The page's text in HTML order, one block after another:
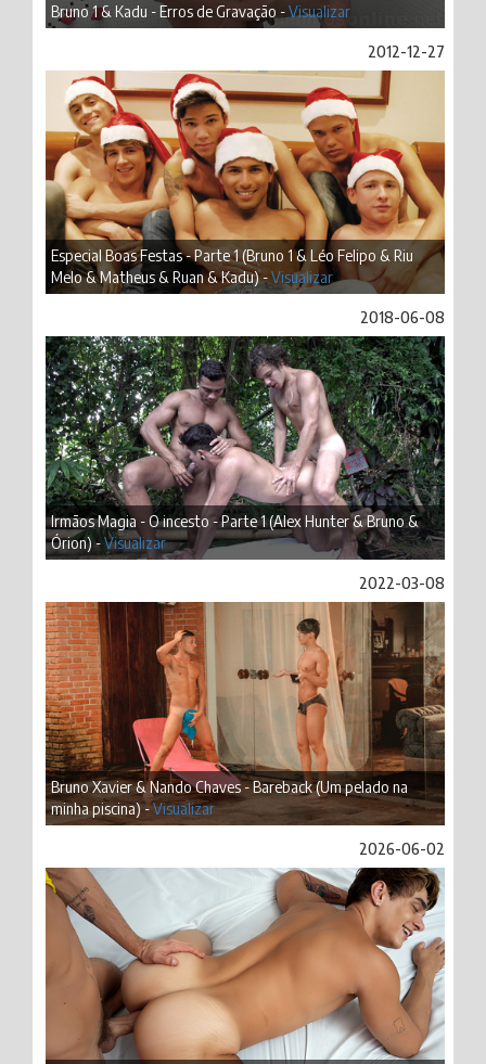
Bruno 1 & Kadu - Erros de Gravação -Visualizar
2012-12-27
Especial Boas Festas - Parte 1 (Bruno 1 & Léo Felipo & Riu
Melo & Matheus & Ruan & Kadu) -Visualizar
2018-06-08
Irmãos Magia - O incesto - Parte 1 (Alex Hunter & Bruno &
Órion) -Visualizar
2022-03-08
Bruno Xavier & Nando Chaves - Bareback (Um pelado na
minha piscina) -Visualizar
2026-06-02